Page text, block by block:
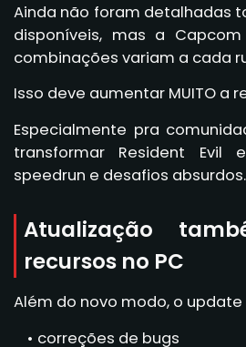
Ainda não foram detalhadas
disponíveis, mas a
combinações variam a cada
Isso deve aumentar MUITO a
Especialmente pra
transformar Resident Evil
speedrun e desafios absurdos.
Atualização
recursos no PC
Além do novo modo, o update
correções de bugs